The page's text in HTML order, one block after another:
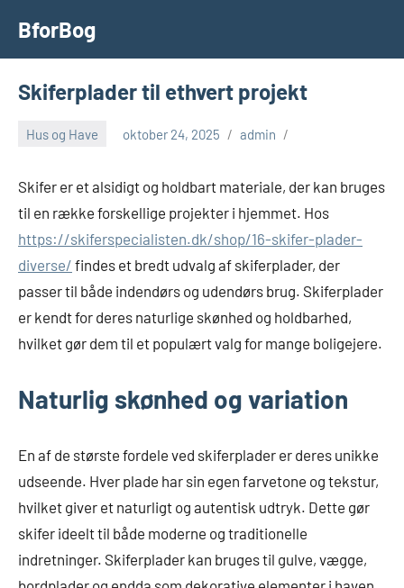
indhold
BforBog
Skiferplader til ethvert projekt
Hus og Have oktober 24, 2025 admin
Skifer er et alsidigt og holdbart materiale, der kan bruges
til en række forskellige projekter i hjemmet. Hos
https://skiferspecialisten.dk/shop/16-skifer-plader-
diverse/ findes et bredt udvalg af skiferplader, der
passer til både indendørs og udendørs brug. Skiferplader
er kendt for deres naturlige skønhed og holdbarhed,
hvilket gør dem til et populært valg for mange boligejere.
Naturlig skønhed og variation
En af de største fordele ved skiferplader er deres unikke
udseende. Hver plade har sin egen farvetone og tekstur,
hvilket giver et naturligt og autentisk udtryk. Dette gør
skifer ideelt til både moderne og traditionelle
indretninger. Skiferplader kan bruges til gulve, vægge,